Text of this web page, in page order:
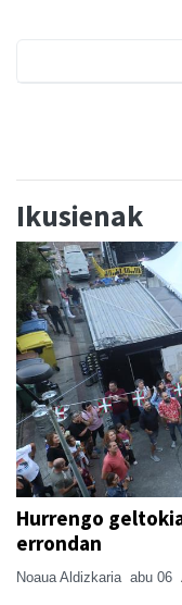
Ikusienak
Hurrengo
errondan
Noaua Aldizkaria abu 06